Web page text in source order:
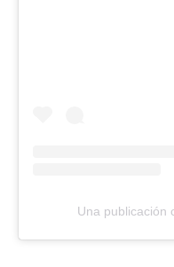
Una publicación